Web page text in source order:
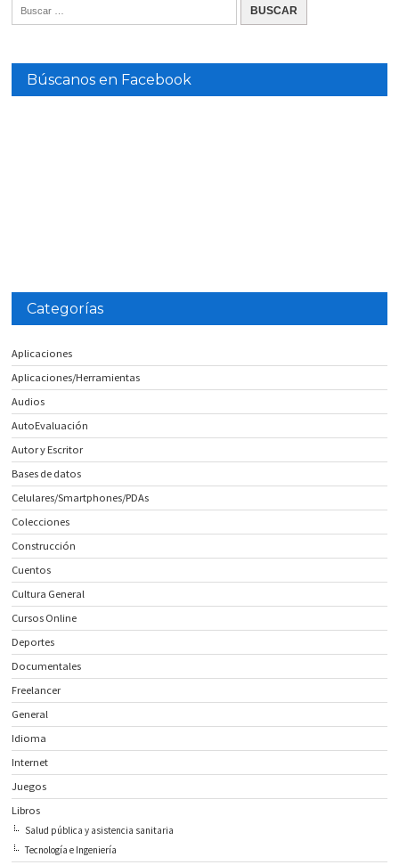
Búscanos en Facebook
Categorías
Aplicaciones
Aplicaciones/Herramientas
Audios
AutoEvaluación
Autor y Escritor
Bases de datos
Celulares/Smartphones/PDAs
Colecciones
Construcción
Cuentos
Cultura General
Cursos Online
Deportes
Documentales
Freelancer
General
Idioma
Internet
Juegos
Libros
Salud pública y asistencia sanitaria
Tecnología e Ingeniería